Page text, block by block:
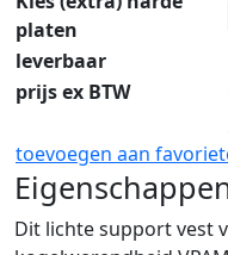
platen
leverbaar
prijs ex BTW
toevoegen aan
Dit lichte support vest